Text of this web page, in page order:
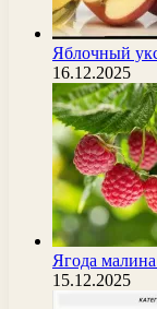
Яблочный
16.12.2025
Ягода
15.12.2025